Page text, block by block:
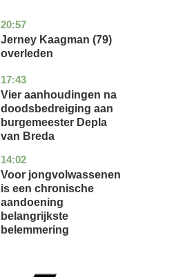
20:57
noord-
glossy
Jerney Kaagman (79)
overleden
17:43
noord-
brabant
nieuws
Vier aanhoudingen na
doodsbedreiging aan
burgemeester Depla
van Breda
14:02
utrecht
gezondheid
Voor jongvolwassenen
is een chronische
aandoening
belangrijkste
belemmering